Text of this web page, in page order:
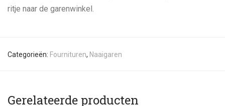
ritje naar de garenwinkel.
Categorieën: Fournituren, Naaigaren
Gerelateerde producten